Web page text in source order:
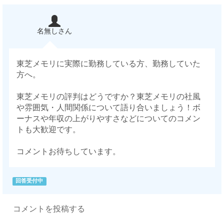
名無しさん
東芝メモリに実際に勤務している方、勤務していた
方へ。
東芝メモリの評判はどうですか？東芝メモリの社風
や雰囲気・人間関係について語り合いましょう！ボ
ーナスや年収の上がりやすさなどについてのコメン
トも大歓迎です。
コメントお待ちしています。
回答受付中
コメントを投稿する